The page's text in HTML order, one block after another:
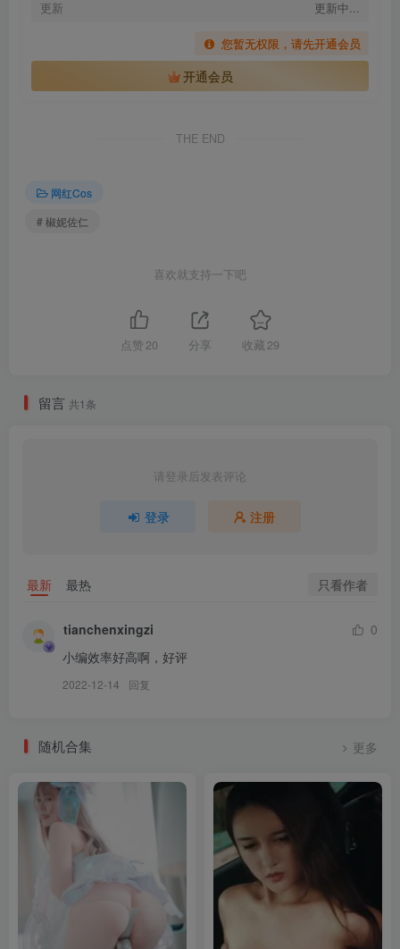
更新 更新中...
您暂无权限，请先开通会员
开通会员
THE END
网红Cos
# 椒妮佐仁
喜欢就支持一下吧
点赞 20 分享 收藏 29
留言 共1条
请登录后发表评论
登录 注册
最新 最热 只看作者
tianchenxingzi
0
小编效率好高啊，好评
2022-12-14 回复
随机合集 更多